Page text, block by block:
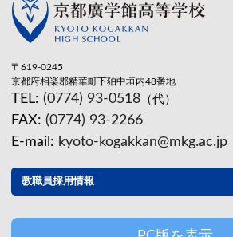
〒619-0245
京都府相楽郡精華町下狛中垣内48番地
TEL: (0774) 93-0518 （代）
FAX: (0774) 93-2266
E-mail: kyoto-kogakkan@mkg.ac.jp
教職員採用情報